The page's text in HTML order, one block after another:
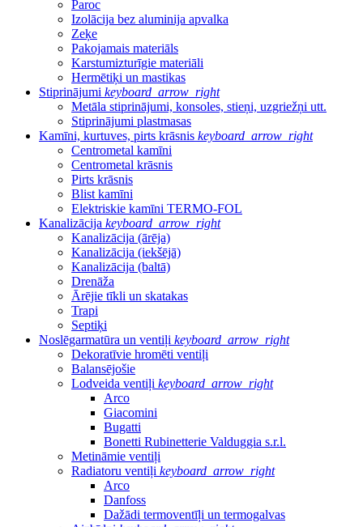
Paroc
Izolācija bez aluminija apvalka
Zeķe
Pakojamais materiāls
Karstumizturīgie materiāli
Hermētiķi un mastikas
Stiprinājumi keyboard_arrow_right
Metāla stiprinājumi, konsoles, stieņi, uzgriežņi utt.
Stiprinājumi plastmasas
Kamīni, kurtuves, pirts krāsnis keyboard_arrow_right
Centrometal kamīni
Centrometal krāsnis
Pirts krāsnis
Blist kamīni
Elektriskie kamīni TERMO-FOL
Kanalizācija keyboard_arrow_right
Kanalizācija (ārēja)
Kanalizācija (iekšējā)
Kanalizācija (baltā)
Drenāža
Ārējie tīkli un skatakas
Trapi
Septiķi
Noslēgarmatūra un ventiļi keyboard_arrow_right
Dekoratīvie hromēti ventiļi
Balansējošie
Lodveida ventiļi keyboard_arrow_right
Arco
Giacomini
Bugatti
Bonetti Rubinetterie Valduggia s.r.l.
Metināmie ventiļi
Radiatoru ventiļi keyboard_arrow_right
Arco
Danfoss
Dažādi termoventīļi un termogalvas